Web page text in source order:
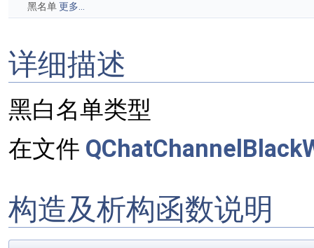
黑名单更多...
详细描述
黑白名单类型
在文件
构造及析构函数说明